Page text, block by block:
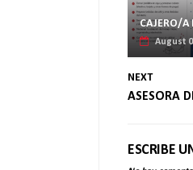
CAJERO/A
August
NEXT
ASESORA
ESCRIBE